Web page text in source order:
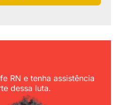
RN e tenha assistência
dessa luta.